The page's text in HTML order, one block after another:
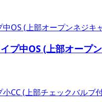
プ中OS (上部オー